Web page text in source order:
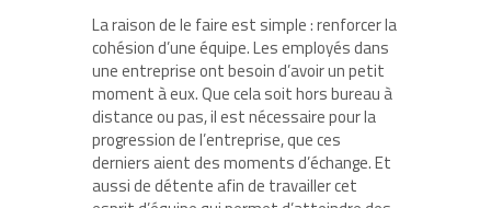
La raison de le faire est simple : renforcer la
cohésion d’une équipe. Les employés dans
une entreprise ont besoin d’avoir un petit
moment à eux. Que cela soit hors bureau à
distance ou pas, il est nécessaire pour la
progression de l’entreprise, que ces
derniers aient des moments d’échange. Et
aussi de détente afin de travailler cet